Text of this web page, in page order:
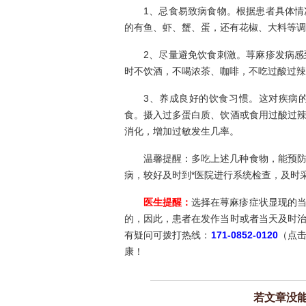
1、忌食易致病食物。根据患者具体
的有鱼、虾、蟹、蛋，还有花椒、大料等
2、尽量避免饮食刺激。荨麻疹发病
时不饮酒，不喝浓茶、咖啡，不吃过酸过
3、养成良好的饮食习惯。这对疾病
食。摄入过多蛋白质、饮酒或食用过酸过
消化，增加过敏发生几率。
温馨提醒：多吃上述几种食物，能预
病，较好及时到*医院进行系统检查，及时
医生提醒：选择在荨麻疹症状显现的
的，因此，患者在发作当时或者当天及时
有疑问可拨打热线： 171-0852-0120（点
康！
若文章没